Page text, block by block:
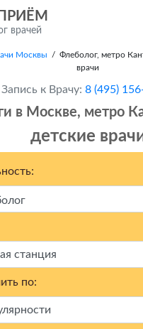
врачей
Москвы / Флеболог, метро
врачи
Запись к Врачу: 8 (495)
в Москвe, метро
детские
по: